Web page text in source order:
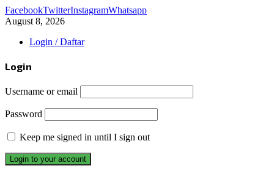
FacebookTwitterInstagramWhatsapp
August 8, 2026
Login / Daftar
Login
Username or email
Password
Keep me signed in until I sign out